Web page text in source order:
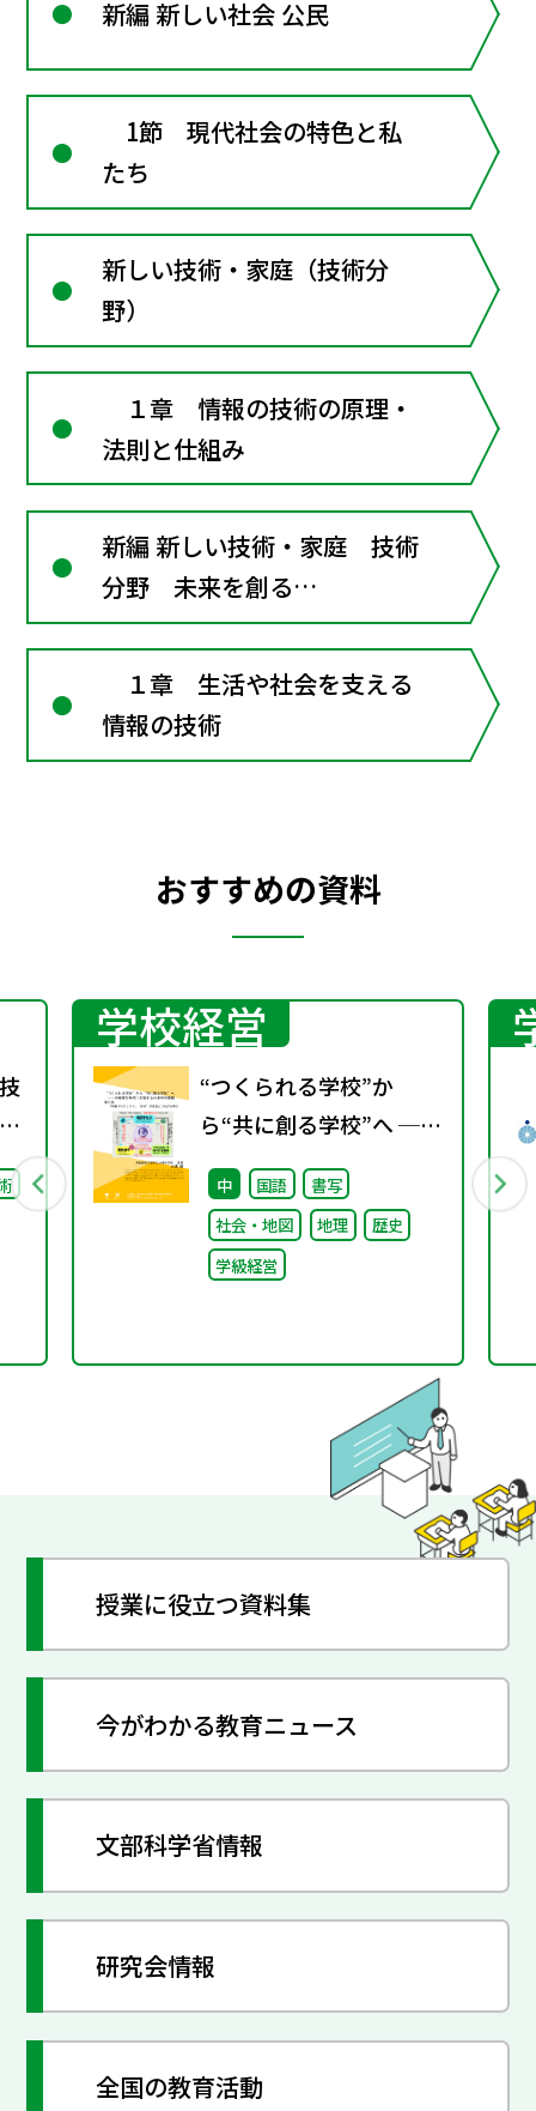
新編 新しい社会 公民
1節 現代社会の特色と私
たち
新しい技術・家庭（技術分
野）
１章 情報の技術の原理・
法則と仕組み
新編 新しい技術・家庭 技術
分野 未来を創る
Technology
１章 生活や社会を支える
情報の技術
おすすめの資料
学校経営
“つくられる学校”か
ら“共に創る学校”へ ──
不確実な時代に応答する
小津中の実践 第三回
「共創プロジェク
ト」“好き”が社会とつな
中 国語
書写
社会・地図
地理
歴史
学級経営
授業に役立つ資料集
今がわかる教育ニュース
文部科学省情報
研究会情報
全国の教育活動